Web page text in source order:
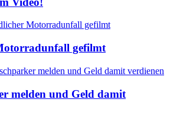
gefilmt
melden und Geld damit